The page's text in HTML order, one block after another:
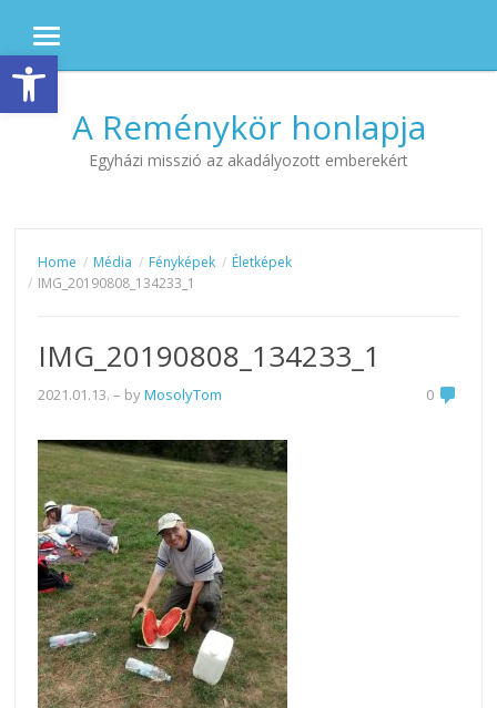
Eszköztár megnyitása
MENU
Skip to content
A Reménykör honlapja
Egyházi misszió az akadályozott emberekért
Home Média Fényképek
Életképek
IMG_20190808_134233_1
IMG_20190808_134233_1
2021.01.13. – byMosolyTom 0